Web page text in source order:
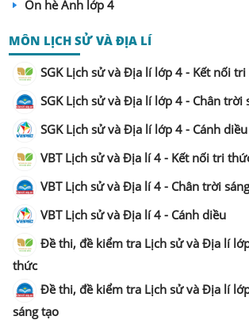
Ôn hè Anh lớp 4
MÔN LỊCH SỬ VÀ ĐỊA LÍ
SGK Lịch sử và Địa lí lớp 4 - Kết nối
SGK Lịch sử và Địa lí lớp 4 - Chân trời
SGK Lịch sử và Địa lí lớp 4 - Cánh diều
VBT Lịch sử và Địa lí 4 - Kết nối tri
VBT Lịch sử và Địa lí 4 - Chân trời
VBT Lịch sử và Địa lí 4 - Cánh diều
Đề thi, đề kiểm tra Lịch sử và Địa lí
thức
Đề thi, đề kiểm tra Lịch sử và Địa lí
sáng tạo